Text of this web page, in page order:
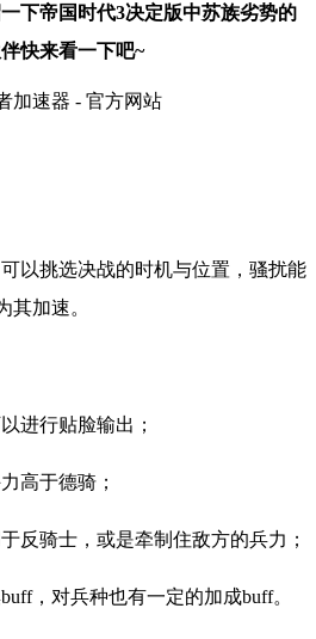
下帝国时代3决定版中苏族劣势的
快来看一下吧~
以挑选决战的时机与位置，骚扰能
其加速。
进行贴脸输出；
高于德骑；
反骑士，或是牵制住敌方的兵力；
，对兵种也有一定的加成buff。